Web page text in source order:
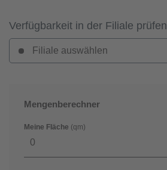
Verfügbarkeit in der Filiale prüfen
Filiale auswählen
Mengenberechner
Meine Fläche (qm)